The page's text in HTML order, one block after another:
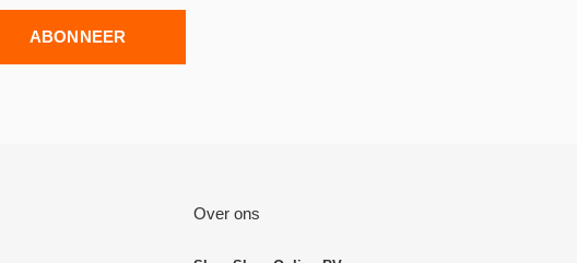
ABONNEER
Over ons